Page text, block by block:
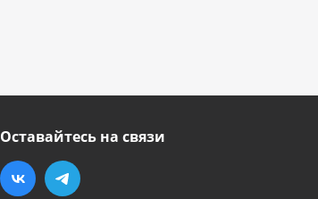
Оставайтесь на связи